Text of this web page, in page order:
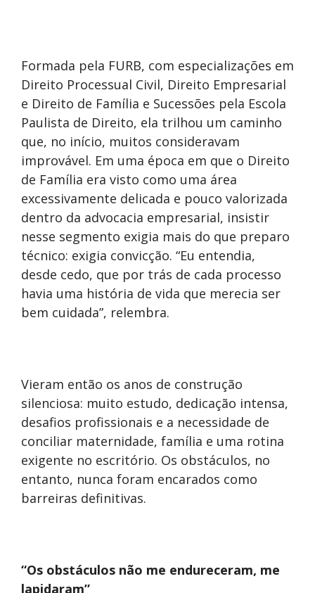
Formada pela FURB, com especializações em
Direito Processual Civil, Direito Empresarial
e Direito de Família e Sucessões pela Escola
Paulista de Direito, ela trilhou um caminho
que, no início, muitos consideravam
improvável. Em uma época em que o Direito
de Família era visto como uma área
excessivamente delicada e pouco valorizada
dentro da advocacia empresarial, insistir
nesse segmento exigia mais do que preparo
técnico: exigia convicção. “Eu entendia,
desde cedo, que por trás de cada processo
havia uma história de vida que merecia ser
bem cuidada”, relembra.
Vieram então os anos de construção
silenciosa: muito estudo, dedicação intensa,
desafios profissionais e a necessidade de
conciliar maternidade, família e uma rotina
exigente no escritório. Os obstáculos, no
entanto, nunca foram encarados como
barreiras definitivas.
“Os obstáculos não me endureceram, me
lapidaram”